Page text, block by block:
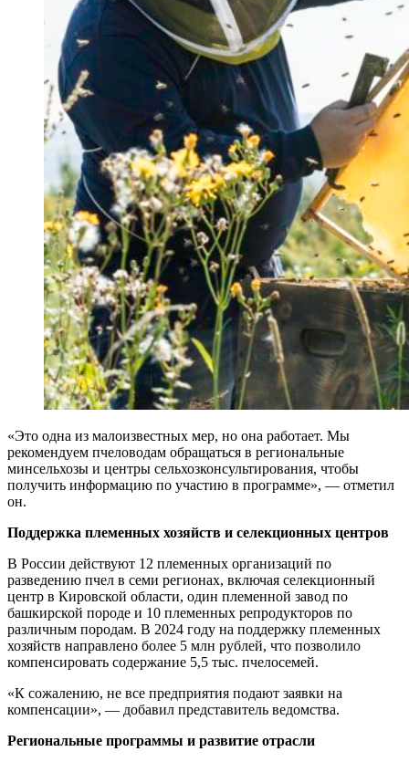
«Это одна из малоизвестных мер, но она работает. Мы
рекомендуем пчеловодам обращаться в региональные
минсельхозы и центры сельхозконсультирования, чтобы
получить информацию по участию в программе», — отметил
он.
Поддержка племенных хозяйств и селекционных центров
В России действуют 12 племенных организаций по
разведению пчел в семи регионах, включая селекционный
центр в Кировской области, один племенной завод по
башкирской породе и 10 племенных репродукторов по
различным породам. В 2024 году на поддержку племенных
хозяйств направлено более 5 млн рублей, что позволило
компенсировать содержание 5,5 тыс. пчелосемей.
«К сожалению, не все предприятия подают заявки на
компенсации», — добавил представитель ведомства.
Региональные программы и развитие отрасли